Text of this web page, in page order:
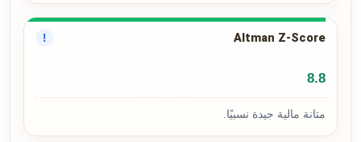
Altman Z-Score
!
8.8
متانة مالية جيدة نسبيًا.